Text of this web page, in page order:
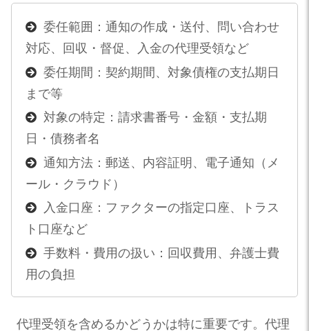
委任範囲：通知の作成・送付、問い合わせ
対応、回収・督促、入金の代理受領など
委任期間：契約期間、対象債権の支払期日
まで等
対象の特定：請求書番号・金額・支払期
日・債務者名
通知方法：郵送、内容証明、電子通知（メ
ール・クラウド）
入金口座：ファクターの指定口座、トラス
ト口座など
手数料・費用の扱い：回収費用、弁護士費
用の負担
代理受領を含めるかどうかは特に重要です。代理